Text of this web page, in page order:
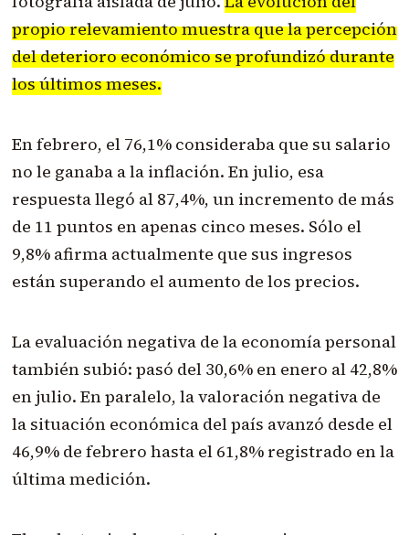
propio relevamiento muestra que la percepción
del deterioro económico se profundizó durante
los últimos meses.
En febrero, el 76,1% consideraba que su salario
no le ganaba a la inflación. En julio, esa
respuesta llegó al 87,4%, un incremento de más
de 11 puntos en apenas cinco meses. Sólo el
9,8% afirma actualmente que sus ingresos
están superando el aumento de los precios.
La evaluación negativa de la economía personal
también subió: pasó del 30,6% en enero al 42,8%
en julio. En paralelo, la valoración negativa de
la situación económica del país avanzó desde el
46,9% de febrero hasta el 61,8% registrado en la
última medición.